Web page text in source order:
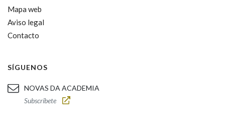
Mapa web
Aviso legal
Contacto
SÍGUENOS
NOVAS DA ACADEMIA
Subscríbete